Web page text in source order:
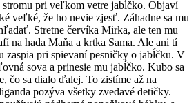
stromu pri veľkom vetre jabĺčko. Objaví
veľké, že ho nevie zjesť. Záhadne sa mu
Stretne červíka Mirka, ale ten mu
na hada Maňa a krtka Sama. Ale ani tí
zaspia pri spievaní pesničky o jabĺčku. V
sova a prinesie mu jabĺčko. Kubo sa
čo sa dialo ďalej. To zistíme až na
pozýva všetky zvedavé detičky.